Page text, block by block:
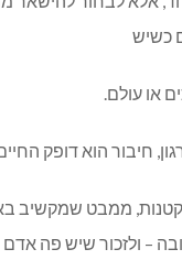
כשיש
או עולם.
חיבור הוא דופק
קטנות, ממבט שמקשיב
– ולזכור שיש פה אדם